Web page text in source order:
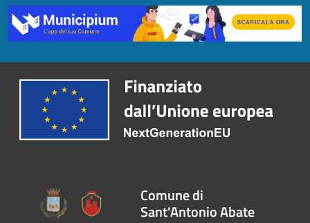
Comune di
Sant'Antonio Abate